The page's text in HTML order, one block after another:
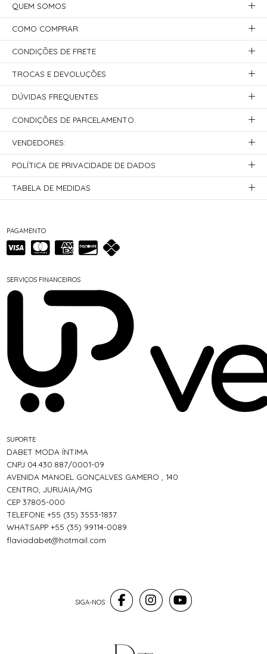
PAGAMENTO
SERVIÇOS FINANCEIROS
SUPORTE
DABET MODA ÍNTIMA
CNPJ 04.430.887/0001-09
AVENIDA MANOEL GONÇALVES GAMERO , 140
CENTRO, JURUAIA/MG
CEP 37805-000
TELEFONE +55 (35) 3553-1837
WHATSAPP +55 (35) 99114-0089
flaviadabet@hotmail.com
QUEM SOMOS
COMO COMPRAR
CONDIÇÕES DE FRETE
TROCAS E DEVOLUÇÕES
DÚVIDAS FREQUENTES
CONDIÇÕES DE PARCELAMENTO
VENDEDORES:
POLÍTICA DE PRIVACIDADE DE DADOS
TABELA DE MEDIDAS